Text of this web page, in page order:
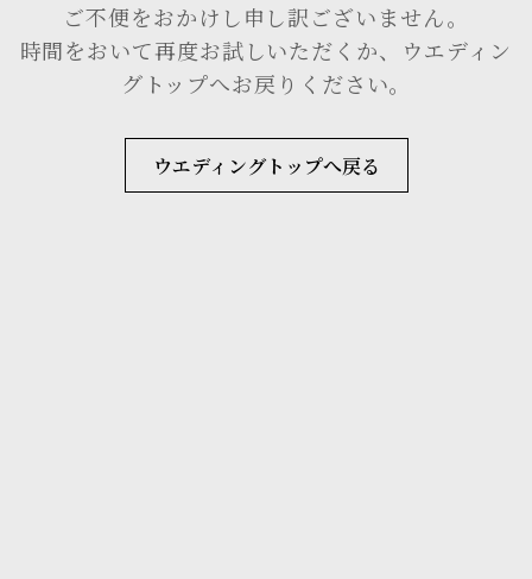
ご不便をおかけし申し訳ございません。
時間をおいて再度お試しいただくか、ウエディン
グトップへお戻りください。
ウエディングトップへ戻る